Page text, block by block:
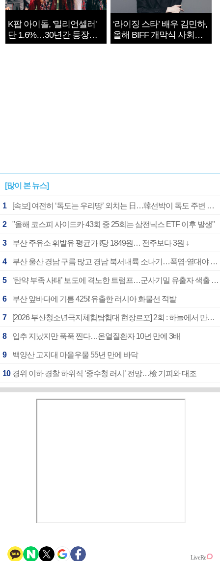
K팝 아이돌, '밀리언셀러'
단 1.6%…30년간 등장
1182개팀 전수조사
‘라이징 스타’ 배우 김민하,
올해 BIFF 개막식 사회자
확정
[많이 본 뉴스]
1 [속보] 여전히 ‘독도는 우리땅’ 외치는 日…韓선박이 독도 주변 해양조사 활동하자 반발
2 "올해 코스피 사이드카 43회 중 25회는 삼전닉스 ETF 이후 발생"
3 부산 주유소 휘발유 평균가 ℓ당 1849원… 전주보다 3원 ↓
4 부산 울산 경남 구름 많고 경남 북서내륙 소나기…폭염·열대야 계속
5 ‘탄약 부족 사태’ 보도에 격노한 트럼프…군사기밀 유출자 색출 지시
6 부산 앞바다에 기름 425ℓ 유출한 러시아 화물선 적발
7 [2026 부산청소년극지체험탐험대 현장르포] 2회 : 하늘에서 만난 얼음의 나라
8 입추 지났지만 푹푹 찐다…온열질환자 10년 만에 3배
9 백양산 고지대 마을우물 55년 만에 바닥
10 경위 이하 경찰 하위직 ‘중수청 러시’ 전망…檢 기피와 대조